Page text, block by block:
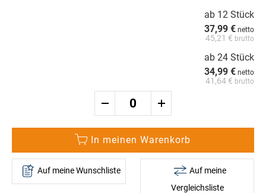
ab 12 Stück
45,21 €
37,99 €
ab 24 Stück
41,64 €
34,99 €
In meinen Warenkorb
Auf meine Wunschliste
Auf meine
Vergleichsliste